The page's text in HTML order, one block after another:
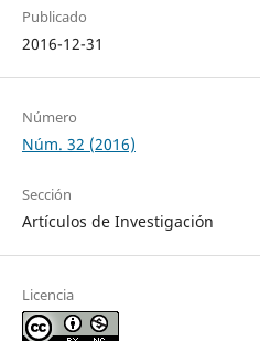
Publicado
2016-12-31
Número
Núm. 32 (2016)
Sección
Artículos de Investigación
Licencia